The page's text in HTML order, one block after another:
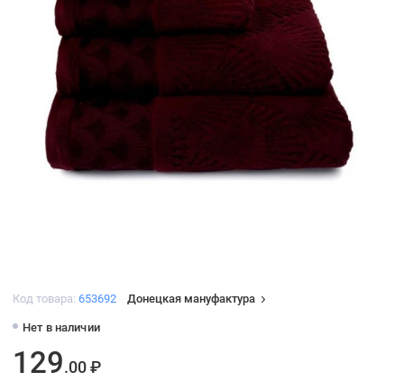
Код товара: 653692 Донецкая мануфактура
Нет в наличии
129.00 ₽